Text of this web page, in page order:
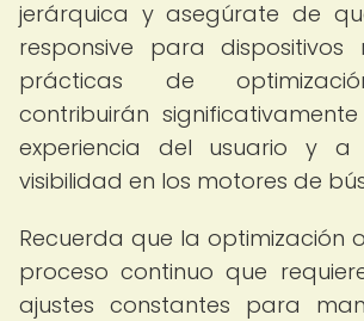
jerárquica y asegúrate de
responsive para dispositivos
prácticas de
contribuirán
experiencia del usuario y
visibilidad en los motores de
Recuerda que la optimización
proceso continuo que
ajustes constantes para